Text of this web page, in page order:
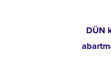
DÜN